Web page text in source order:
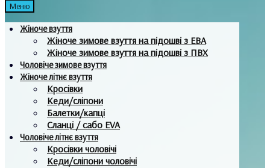
Меню
Жіноче взуття
Жіноче зимове взуття на підошві з ЕВА
Жіноче зимове взуття на підошві з ПВХ
Чоловіче зимове взуття
Жіноче літнє взуття
Кросівки
Кеди/сліпони
Балетки/капці
Сланці / сабо EVA
Чоловіче літнє взуття
Кросівки чоловічі
Кеди/сліпони чоловічі